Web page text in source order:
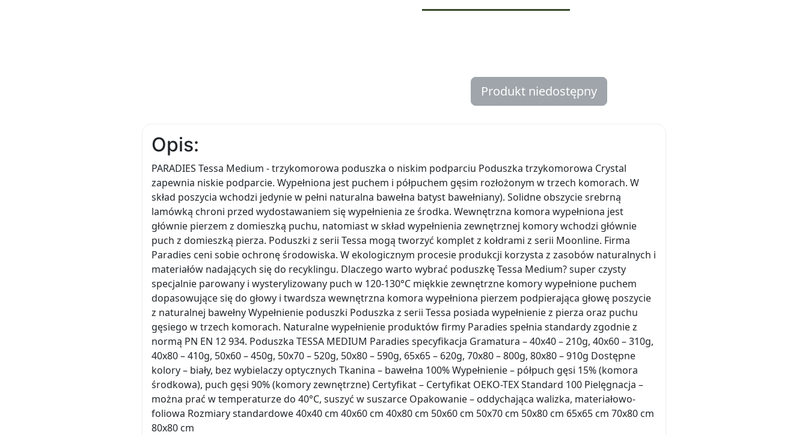
Produkt niedostępny
Opis:
PARADIES Tessa Medium - trzykomorowa poduszka o niskim podparciu Poduszka trzykomorowa Crystal
zapewnia niskie podparcie. Wypełniona jest puchem i półpuchem gęsim rozłożonym w trzech komorach. W
skład poszycia wchodzi jedynie w pełni naturalna bawełna batyst bawełniany). Solidne obszycie srebrną
lamówką chroni przed wydostawaniem się wypełnienia ze środka. Wewnętrzna komora wypełniona jest
głównie pierzem z domieszką puchu, natomiast w skład wypełnienia zewnętrznej komory wchodzi głównie
puch z domieszką pierza. Poduszki z serii Tessa mogą tworzyć komplet z kołdrami z serii Moonline. Firma
Paradies ceni sobie ochronę środowiska. W ekologicznym procesie produkcji korzysta z zasobów naturalnych i
materiałów nadających się do recyklingu. Dlaczego warto wybrać poduszkę Tessa Medium? super czysty
specjalnie parowany i wysterylizowany puch w 120-130°C miękkie zewnętrzne komory wypełnione puchem
dopasowujące się do głowy i twardsza wewnętrzna komora wypełniona pierzem podpierająca głowę poszycie
z naturalnej bawełny Wypełnienie poduszki Poduszka z serii Tessa posiada wypełnienie z pierza oraz puchu
gęsiego w trzech komorach. Naturalne wypełnienie produktów firmy Paradies spełnia standardy zgodnie z
normą PN EN 12 934. Poduszka TESSA MEDIUM Paradies specyfikacja Gramatura – 40x40 – 210g, 40x60 – 310g,
40x80 – 410g, 50x60 – 450g, 50x70 – 520g, 50x80 – 590g, 65x65 – 620g, 70x80 – 800g, 80x80 – 910g Dostępne
kolory – biały, bez wybielaczy optycznych Tkanina – bawełna 100% Wypełnienie – półpuch gęsi 15% (komora
środkowa), puch gęsi 90% (komory zewnętrzne) Certyfikat – Certyfikat OEKO-TEX Standard 100 Pielęgnacja –
można prać w temperaturze do 40°C, suszyć w suszarce Opakowanie – oddychająca walizka, materiałowo-
foliowa Rozmiary standardowe 40x40 cm 40x60 cm 40x80 cm 50x60 cm 50x70 cm 50x80 cm 65x65 cm 70x80 cm
80x80 cm